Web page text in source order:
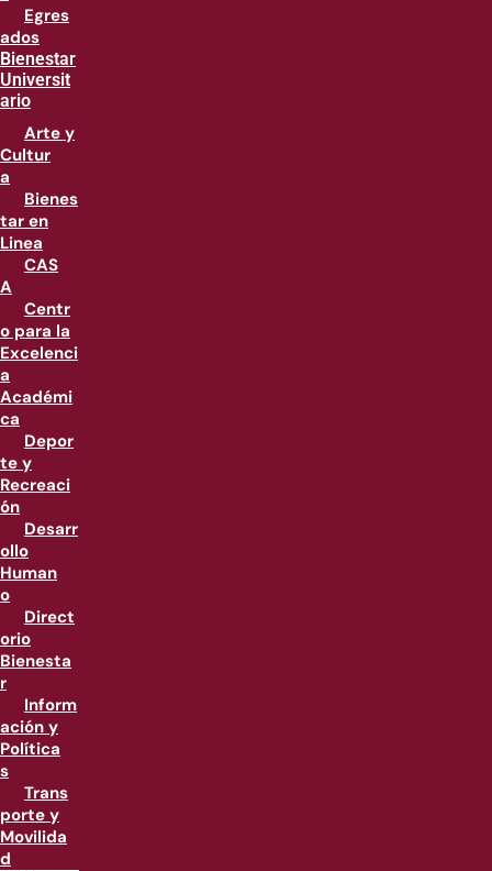
Egres
ados
Bienestar
Universit
ario
Arte y
Cultur
a
Bienes
tar en
Linea
CAS
A
Centr
o para la
Excelenci
a
Académi
ca
Depor
te y
Recreaci
ón
Desarr
ollo
Human
o
Direct
orio
Bienesta
r
Inform
ación y
Política
s
Trans
porte y
Movilida
d